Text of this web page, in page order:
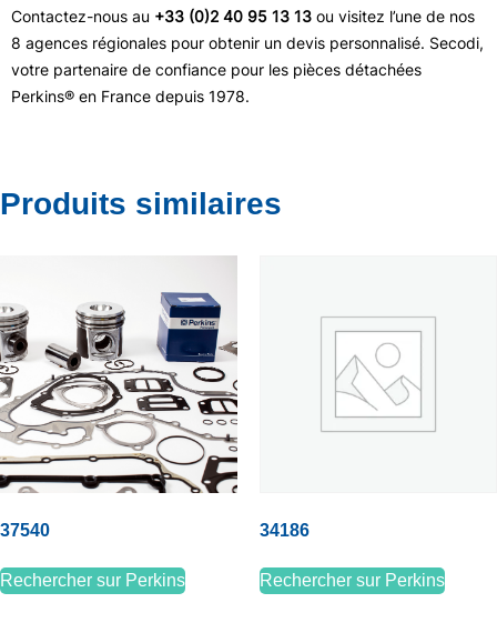
Contactez-nous au +33 (0)2 40 95 13 13 ou visitez l’une de nos
8 agences régionales pour obtenir un devis personnalisé. Secodi,
votre partenaire de confiance pour les pièces détachées
Perkins® en France depuis 1978.
Produits similaires
37540
Rechercher sur Perkins
34186
Rechercher sur Perkins